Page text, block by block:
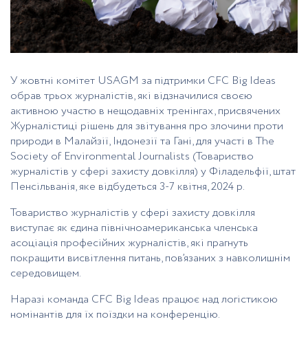
У жовтні комітет USAGM за підтримки CFC Big Ideas
обрав трьох журналістів, які відзначилися своєю
активною участю в нещодавніх тренінгах, присвячених
Журналістиці рішень для звітування про злочини проти
природи в Малайзії, Індонезії та Гані, для участі в The
Society of Environmental Journalists (Товариство
журналістів у сфері захисту довкілля) у Філадельфії, штат
Пенсільванія, яке відбудеться 3-7 квітня, 2024 р.
Товариство журналістів у сфері захисту довкілля
виступає як єдина північноамериканська членська
асоціація професійних журналістів, які прагнуть
покращити висвітлення питань, пов’язаних з навколишнім
середовищем.
Наразі команда CFC Big Ideas працює над логістикою
номінантів для їх поїздки на конференцію.